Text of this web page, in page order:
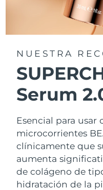
NUESTRA
Serum
Esencial para usar
microcorrientes
clínicamente que
aumenta
de colágeno de
hidratación de la